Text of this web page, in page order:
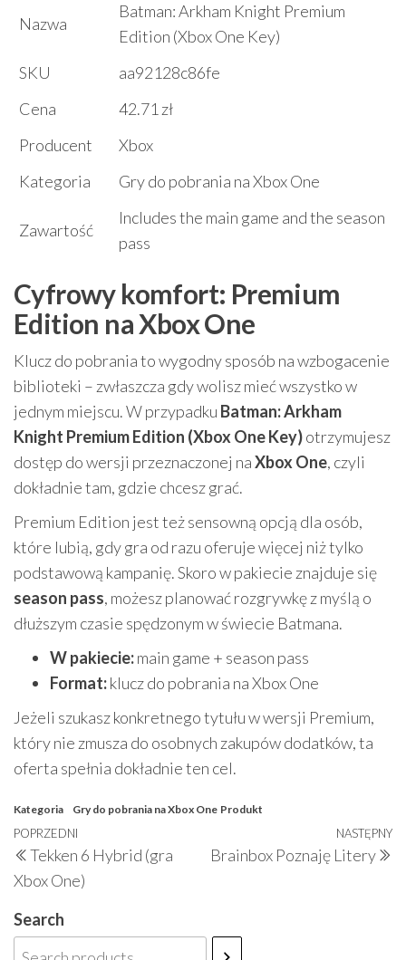
Nazwa
Batman: Arkham Knight Premium
Edition (Xbox One Key)
SKU
aa92128c86fe
Cena
42.71 zł
Producent
Xbox
Kategoria
Gry do pobrania na Xbox One
Zawartość
Includes the main game and the season
pass
Cyfrowy komfort: Premium
Edition na Xbox One
Klucz do pobrania to wygodny sposób na wzbogacenie
biblioteki – zwłaszcza gdy wolisz mieć wszystko w
jednym miejscu. W przypadku Batman: Arkham
Knight Premium Edition (Xbox One Key)otrzymujesz
dostęp do wersji przeznaczonej naXbox One, czyli
dokładnie tam, gdzie chcesz grać.
Premium Edition jest też sensowną opcją dla osób,
które lubią, gdy gra od razu oferuje więcej niż tylko
podstawową kampanię. Skoro w pakiecie znajduje się
season pass, możesz planować rozgrywkę z myślą o
dłuższym czasie spędzonym w świecie Batmana.
W pakiecie:main game + season pass
Format:klucz do pobrania na Xbox One
Jeżeli szukasz konkretnego tytułu w wersji Premium,
który nie zmusza do osobnych zakupów dodatków, ta
oferta spełnia dokładnie ten cel.
Kategoria Gry do pobrania na Xbox One Produkt
Nawigacja
wpisu
Poprzedni
wpis
POPRZEDNI
Tekken 6 Hybrid (gra
Xbox One)
NASTĘPNY
Brainbox Poznaję Litery
Search